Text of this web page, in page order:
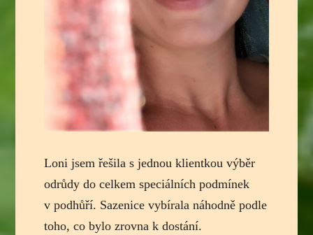
Loni jsem řešila s jednou klientkou výběr
odrůdy do celkem speciálních podmínek
v podhůří. Sazenice vybírala náhodně podle
toho, co bylo zrovna k dostání.